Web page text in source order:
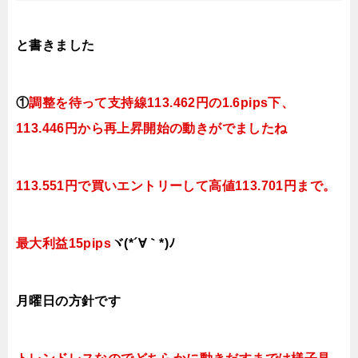
と書きました
①調整を待って支持線113.462円の1.6pips下、
113.446円から再上昇開始の動きがでましたね
113.551円で買いエントリーして高値113.701円まで。
最大利益15pips ヾ(*´∀｀*)ﾉ
月曜日の方針です